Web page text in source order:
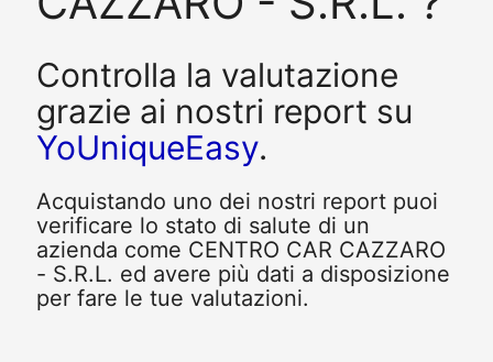
Controlla la valutazione
grazie ai nostri report su
YoUniqueEasy.
Acquistando uno dei nostri report puoi
verificare lo stato di salute di un
azienda come CENTRO CAR CAZZARO
- S.R.L. ed avere più dati a disposizione
per fare le tue valutazioni.